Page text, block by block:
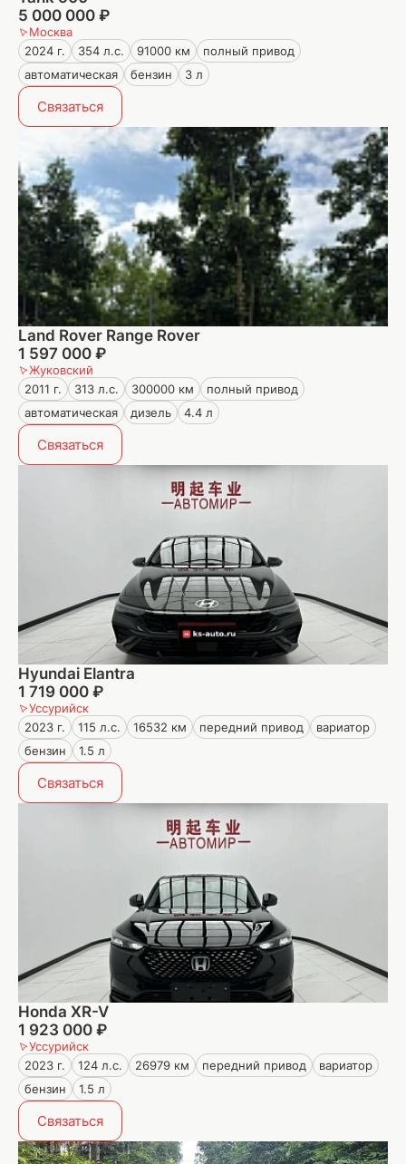
5 000 000 ₽
Москва
2024 г.
354 л.с. 91000 км
полный привод
автоматическая
бензин 3 л
Связаться
Land Rover Range Rover
1 597 000 ₽
Жуковский
2011 г.
313 л.с. 300000 км
полный привод
автоматическая
дизель 4.4 л
Связаться
Hyundai Elantra
1 719 000 ₽
Уссурийск
2023 г.
115 л.с. 16532 км передний привод
вариатор
бензин
1.5 л
Связаться
Honda XR-V
1 923 000 ₽
Уссурийск
2023 г.
124 л.с. 26979 км передний привод
вариатор
бензин
1.5 л
Связаться